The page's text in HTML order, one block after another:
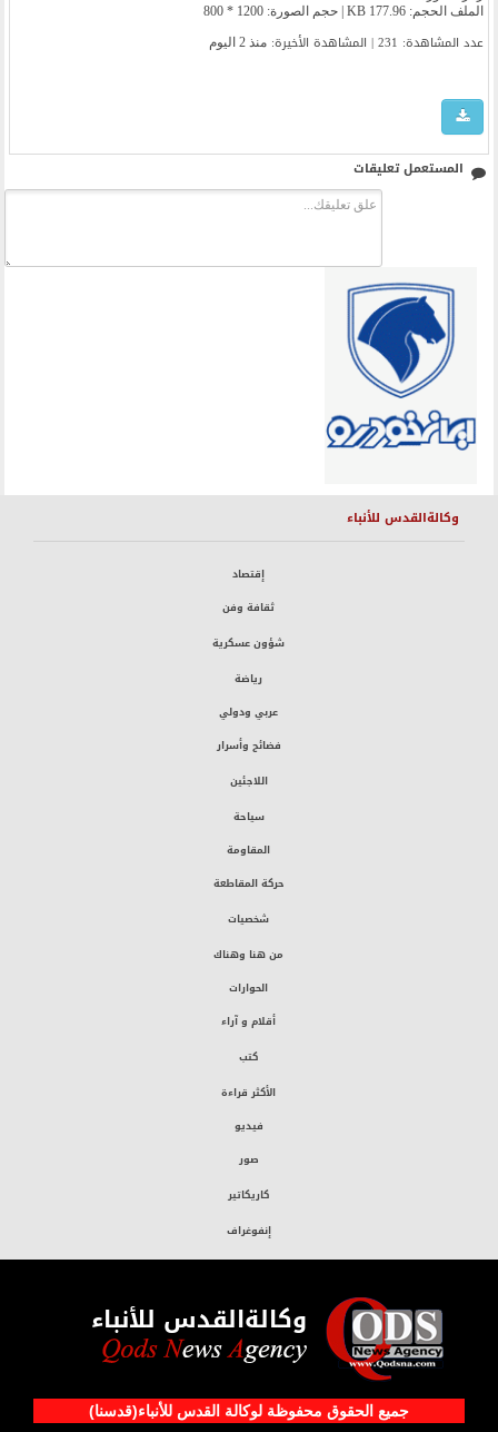
الملف الحجم: 177.96 KB | حجم الصورة: 1200 * 800
عدد المشاهدة: 231 | المشاهدة الأخیرة: منذ 2 اليوم
المستعمل تعليقات
وكالةالقدس للأنباء
إقتصاد
ثقافة وفن
شؤون عسكرية
رياضة
عربي ودولي
فضائح وأسرار
اللاجئين
سياحة
المقاومة
حركة المقاطعة
شخصيات
من هنا وهناك
الحوارات
أقلام و آراء
كتب
الأكثر قراءة
فيديو
صور
كاريكاتير
إنفوغراف
وكالةالقدس للأنباء
جميع الحقوق محفوظة لوکالة القدس للأنباء(قدسنا)